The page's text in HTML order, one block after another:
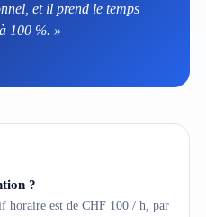
et il prend le temps
100 %. »
?
horaire est de CHF 100 / h, par